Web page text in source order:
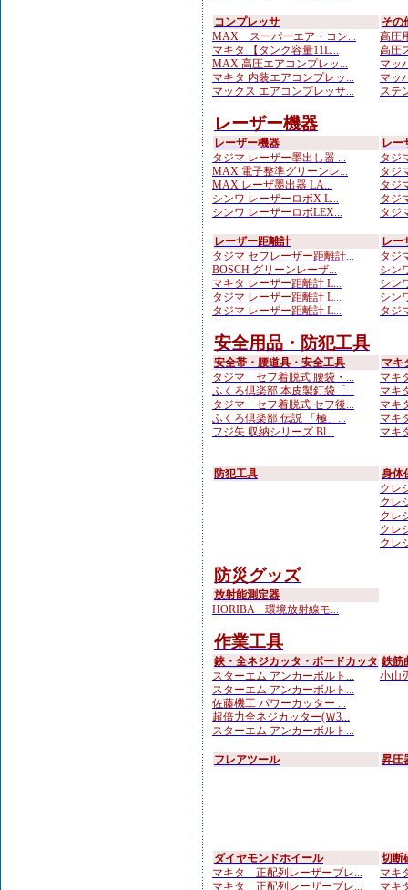
コンプレッサ
MAX スーパーエア・コン...
マキタ 【タンク容量11L...
MAX 高圧エアコンプレッ...
マキタ 内装エアコンプレッ...
マックス エアコンプレッサ...
その
高圧
高圧
マッ
マッ
ステ
レーザー機器
レーザー機器
タジマ レーザー墨出し器 ...
MAX 電子整準グリーンレ...
MAX レーザ墨出器 LA...
シンワ レーザーロボX L...
シンワ レーザーロボLEX...
レー
タジ
タジ
タジ
タジ
タジ
レーザー距離計
タジマ セフレーザー距離計...
BOSCH グリーンレーザ...
マキタ レーザー距離計 L...
タジマ レーザー距離計 L...
タジマ レーザー距離計 L...
レー
タジ
シン
シン
シン
タジ
安全用品・防犯工具
安全帯・腰道具・安全工具
タジマ セフ着脱式 腰袋・...
ふくろ倶楽部 本皮製釘袋「...
タジマ セフ着脱式 セフ後...
ふくろ倶楽部 伝説 「極」...
フジ矢 収納シリーズ Bl...
マキ
マキ
マキ
マキ
マキ
マキ
防犯工具
身体
クレ
クレ
クレ
クレ
クレ
防災グッズ
放射能測定器
HORIBA 環境放射線モ...
作業工具
鋏・全ネジカッタ・ボードカッタ
スターエム アンカーボルト...
スターエム アンカーボルト...
佐藤機工 パワーカッター ...
超倍力全ネジカッター(Ｗ3...
スターエム アンカーボルト...
鉄筋
小山
フレアツール 昇圧
ダイヤモンドホイール
マキタ 正配列レーザーブレ...
マキタ 正配列レーザーブレ...
切断
マキ
マキ